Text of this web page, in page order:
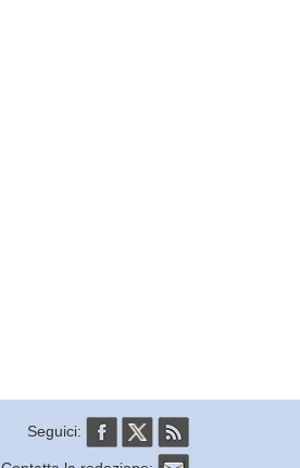
Seguici: